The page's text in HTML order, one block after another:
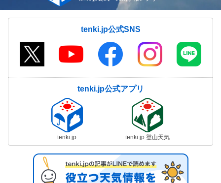
tenki.jp公式SNS
tenki.jp公式アプリ
tenki.jp tenki.jp 登山天気